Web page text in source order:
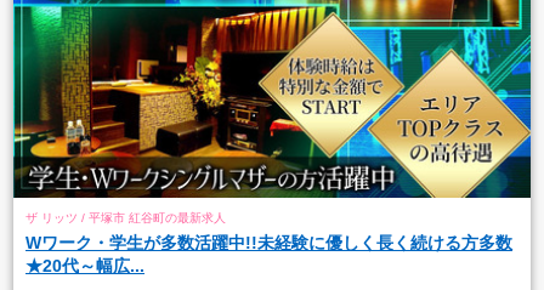
ザ リッツ / 平塚市 紅谷町の最新求人
Wワーク・学生が多数活躍中!!未経験に優しく長く続ける方多数
★20代～幅広...